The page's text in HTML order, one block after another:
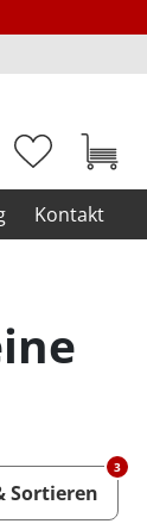
Kontakt
Sortieren
3